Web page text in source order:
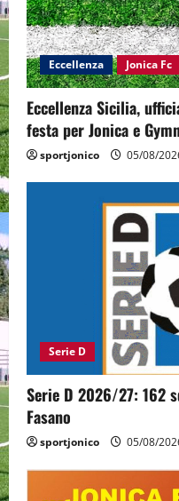
Eccellenza Jonica Fc
Eccellenza Sicilia,
festa per Jonica e
sportjonico 05/08/
Serie D
Serie D 2026/27: 162
Fasano
sportjonico 05/08/